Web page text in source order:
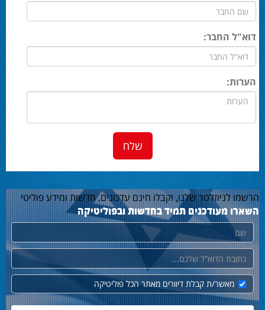
דוא"ל החבר:
הערות:
הרשמו לניוזלטר שלנו, וקבלו חינם עדכונים, חדשות ומידע פוליטי
השארו מעודכנים תמיד בחדשות ובפוליטיקה
שם
דוא"ל
מאשר/ת קבלת דיוורים מאתר הכל פוליטיקה